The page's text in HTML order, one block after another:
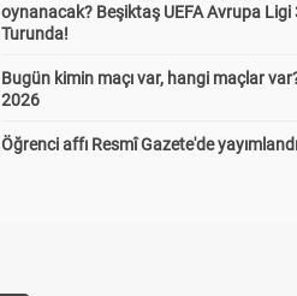
oynanacak? Beşiktaş UEFA Avrupa Ligi
Turunda!
Bugün kimin maçı var, hangi maçlar
2026
Öğrenci affı Resmî Gazete'de